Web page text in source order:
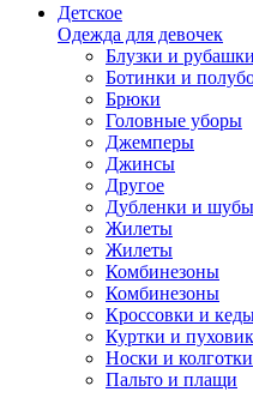
Детское
Одежда для девочек
Блузки и рубашки
Ботинки и
Брюки
Головные уборы
Джемперы
Джинсы
Другое
Дубленки и шубы
Жилеты
Жилеты
Комбинезоны
Комбинезоны
Кроссовки и
Куртки и
Носки и колготки
Пальто и плащи